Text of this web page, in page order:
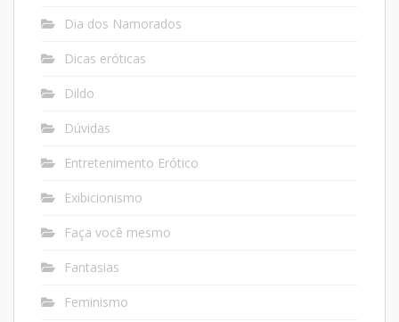
Dia dos Namorados
Dicas eróticas
Dildo
Dúvidas
Entretenimento Erótico
Exibicionismo
Faça você mesmo
Fantasias
Feminismo